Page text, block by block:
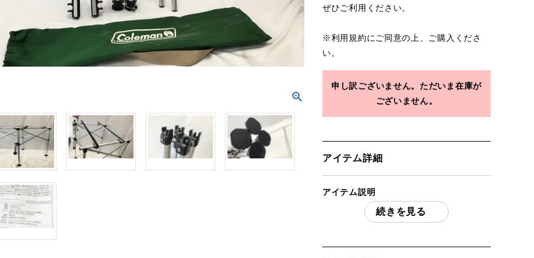
ぜひご利用ください。
※利用規約にご同意の上、ご購入くださ
い。
申し訳ございません。ただいま在庫が
ございません。
アイテム詳細
アイテム説明
Coleman コールマン ツーバーナースタン
続きを見る